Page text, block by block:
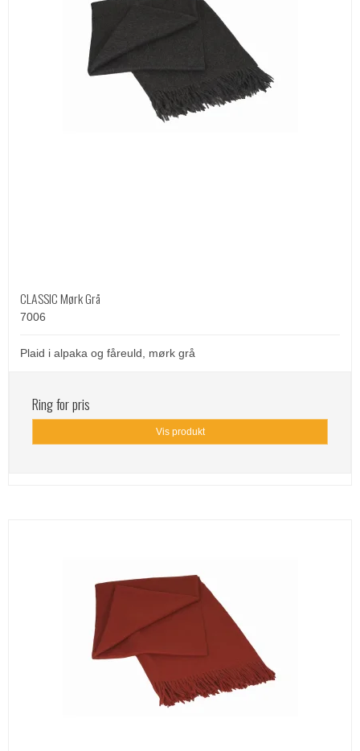
CLASSIC Mørk Grå
7006
Plaid i alpaka og fåreuld, mørk grå
Ring for pris
Vis produkt